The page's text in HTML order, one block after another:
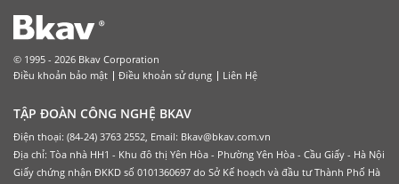
© 1995 - 2026 Bkav Corporation
Điều khoản bảo mật
Điều khoản sử dụng Liên Hệ
TẬP ĐOÀN CÔNG NGHỆ BKAV
Điện thoại: (84-24) 3763 2552, Email: Bkav@bkav.com.vn
Địa chỉ: Tòa nhà HH1 - Khu đô thị Yên Hòa - Phường Yên Hòa - Cầu Giấy - Hà Nội
Giấy chứng nhận ĐKKD số 0101360697 do Sở Kế hoạch và đầu tư Thành Phố Hà